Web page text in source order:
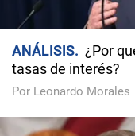
ANÁLISIS
¿Por
tasas de interés?
Por Leonardo Morales